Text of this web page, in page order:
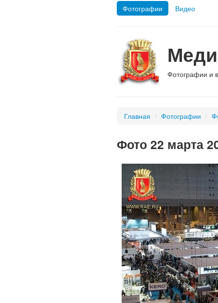
Фотографии Видео
Фотографии и
Главная / Фотографии /
Фото 22 марта